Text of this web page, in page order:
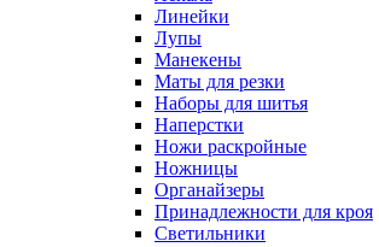
Линейки
Лупы
Манекены
Маты для резки
Наборы для шитья
Наперстки
Ножи раскройные
Ножницы
Органайзеры
Принадлежности для кроя
Светильники